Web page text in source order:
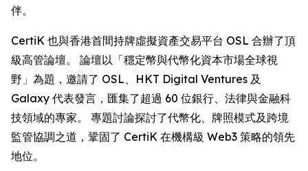
伴。
CertiK 也與香港首間持牌虛擬資產交易平台 OSL 合辦了頂
級高管論壇。 論壇以「穩定幣與代幣化資本市場全球視
野」為題，邀請了 OSL、HKT Digital Ventures 及
Galaxy 代表發言，匯集了超過 60 位銀行、法律與金融科
技領域的專家。 專題討論探討了代幣化、牌照模式及跨境
監管協調之道，鞏固了 CertiK 在機構級 Web3 策略的領先
地位。